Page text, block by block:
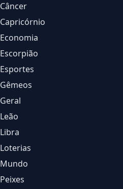
Câncer
Capricórnio
Economia
Escorpião
Esportes
Gêmeos
Geral
Leão
Libra
Loterias
Mundo
Peixes